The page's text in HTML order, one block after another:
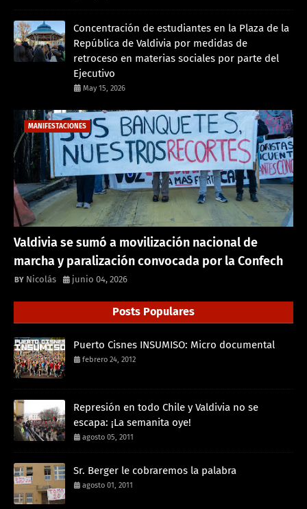
Concentración de estudiantes en la Plaza de la
República de Valdivia por medidas de
retroceso en materias sociales por parte del
Ejecutivo
May 15, 2026
MANIFESTACIONES
Valdivia se sumó a movilización nacional de
marcha y paralización convocada por la Confech
Nicolás junio 04, 2026
Posts Populares
Puerto Cisnes INSUMISO: Micro documental
febrero 24, 2012
Represión en todo Chile y Valdivia no se
escapa: ¡La semanita oye!
agosto 05, 2011
Sr. Berger le cobraremos la palabra
agosto 01, 2011